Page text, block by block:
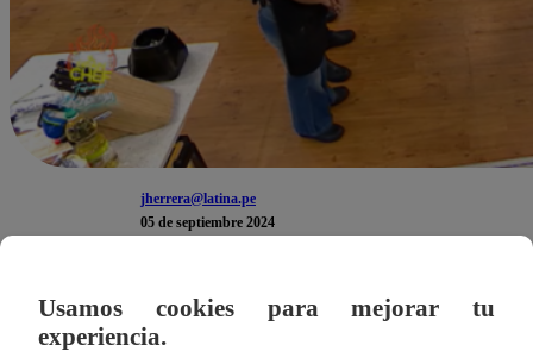
jherrera@latina.pe
05 de septiembre 2024
Los competidorestuvieron una complicada noche dentro
los manejan a la perfección. Sin embargo, a pesar de
Usamos cookies para mejorar tu
experiencia.